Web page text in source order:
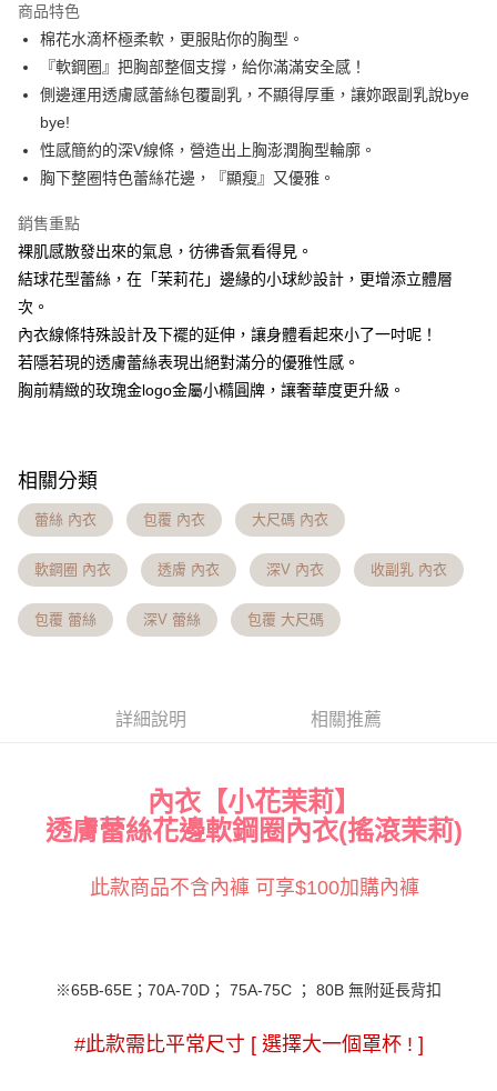
2.付款方式選擇「大哥付你分期」，訂單成立後會自動跳轉到大哥付的交易
流程，驗證手機門號後，選擇欲分期的期數、繳款截止日，確認付款後即完
成交易。
3.實際核准額度、可分期數及費用金額請依後續交易確認頁面所載為準。
4.訂單成立30分鐘內，如未前往確認交易或遇審核未通過，訂單將自動取
法說明評估內容。
【繳款方式說明】
1.分期款項不併入電信帳單，「大哥付你分期」於每月結算日後寄送繳費提
醒簡訊。
帳／街口支付／iPASS MONEY」等通路繳費。
【注意事項】
1.本服務係由「台灣大哥大股份有限公司」（以下簡稱本公司）所提供，讓
用戶於交易時，得透過本服務購買商品或服務，並由商店將買賣／分期付款
買賣價金債權讓與本公司後，依約使用本公司帳單繳交帳款。
資料（包含姓名、電話或地址）提供予台灣大哥大進項蒐集、處理及利用，
由本公司與您本人進行分期帳單所需資料之確認、核對及更正。
相關說明
【關於「AFTEE先享後付」】
AFTEE先享後付是「在收到商品之後才付款」的支付方式。 讓您購物簡單
便利好安心！
１．簡單：不需註冊會員、不需綁卡、不需儲值。
２．便利：只要手機號碼，簡訊認證，即可結帳。
３．安心：先確認商品／服務後，再付款。
【「AFTEE先享後付」結帳流程】
結帳頁面，進行簡訊認證並確認金額後，即可完成結帳。
３．收到繳費通知簡訊後14天內，點擊此簡訊中的連結，可透過四大超商／
ATM／網路銀行／等多元方式進行付款，方視為交易完成。
※ 請注意：結帳手續完成當下不需立刻繳費，但若您需要取消訂單，請聯絡
購買商品的店家。未經商家同意取消之訂單仍視為有效，需透過AFTEE先享
後付繳納相關費用。
※ 交易是否成功請以「AFTEE先享後付 」之結帳頁面顯示為準，若有關於
是否繳費成功／繳費後需取消欲退款等相關疑問，請聯繫「AFTEE先享後付
客戶支援中心」https://netprotections.freshdesk.com/support/home
易，需依本服務之必要範圍內提供個人資料，並將交易相關給付款項請求債
２．關於個人資料處理事宜，請瀏覽以下網址：
https://aftee.tw/terms/#terms3
３．未成年的使用者請事先徵得法定代理人或監護人之同意方可使用
「AFTEE先享後付」，若未經同意申辦者引起之損失，本公司不負相關責
４．使用「AFTEE先享後付」時，將依據個別帳號之用戶狀況，依本公司即
時審查核予不同之上限額度；若仍有額度不足之情形，本公司將視審查結果
Hami Point
相關說明
「Hami Point」為中華電信所提供之點數服務，可於會員專區綁定中華電信
會員帳號後，即可在購物車使用 Hami Point 折抵消費金額 (1點等於1元)。
ATM付款
運送方式
全家貨到付款 約3~5天到貨，實際出貨依照配送狀態為主。※
國定假日將順延
每筆NT$70，滿NT$1,000(含以上)免運費
付款後全家取貨 約3~5天到貨，實際出貨依照配送狀態為主。
※國定假日將順延
國定假日將順延
每筆NT$70，滿NT$1,000(含以上)免運費
付款後7-11取貨 約3~5天到貨，實際出貨依照配送狀態為主。
※國定假日將順延
每筆NT$70，滿NT$1,000(含以上)免運費
每筆NT$90，滿NT$1,000(含以上)免運費
每筆NT$90，滿NT$1,000(含以上)免運費
海外宅配（請勿填寫『智能櫃』或自提點地址！）以致無
法配送須補足額外產生費用，才能派發。
查看運費
商品特色
棉花水滴杯極柔軟，更服貼你的胸型。
『軟鋼圈』把胸部整個支撐，給你滿滿安全感！
側邊運用透膚感蕾絲包覆副乳，不顯得厚重，讓妳跟副乳說bye
bye!
性感簡約的深V線條，營造出上胸澎潤胸型輪廓。
胸下整圈特色蕾絲花邊，『顯瘦』又優雅。
銷售重點
裸肌感散發出來的氣息，彷彿香氣看得見。
結球花型蕾絲，在「茉莉花」邊緣的小球紗設計，更增添立體層
次。
內衣線條特殊設計及下襬的延伸，讓身體看起來小了一吋呢！
若隱若現的透膚蕾絲表現出絕對滿分的優雅性感。
胸前精緻的玫瑰金logo金屬小橢圓牌，讓奢華度更升級。
相關分類
蕾絲 內衣 包覆 內衣 大尺碼 內衣
軟鋼圈 內衣 透膚 內衣 深V 內衣 收副乳 內衣
包覆 蕾絲 深V 蕾絲 包覆 大尺碼
詳細說明 相關推薦
內衣【小花茉莉】
透膚蕾絲花邊軟鋼圈內衣(搖滾茉莉)
此款商品不含內褲 可享$100加購內褲
※65B-65E；70A-70D； 75A-75C ； 80B 無附延長背扣
#此款需比平常尺寸 [ 選擇大一個罩杯 ! ]